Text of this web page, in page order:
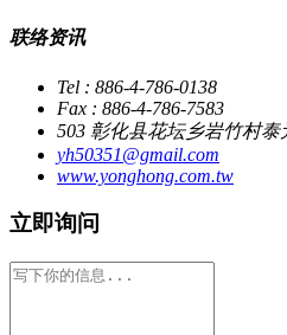
联络资讯
Tel : 886-4-786-0138
Fax : 886-4-786-7583
503 彰化县花坛乡岩竹村泰
yh50351@gmail.com
www.yonghong.com.tw
立即询问